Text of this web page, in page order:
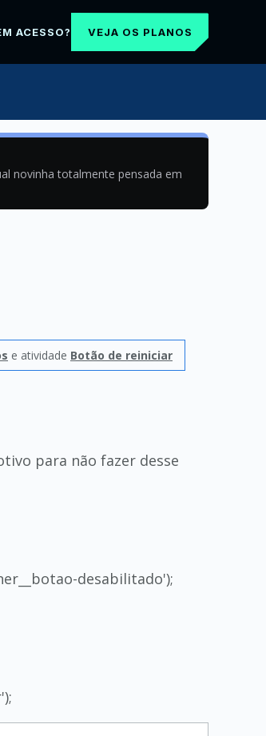
ACESSO? VEJA OS PLANOS
novinha totalmente pensada em
e atividade Botão de reiniciar
para não fazer desse
desabilitado');